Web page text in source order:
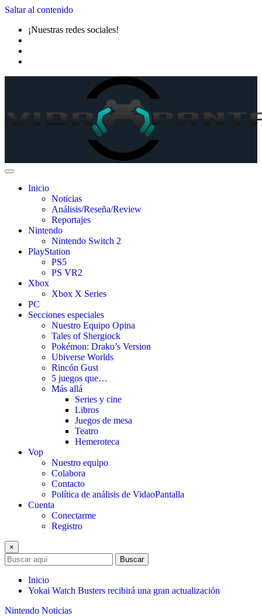
Saltar al contenido
¡Nuestras redes sociales!
Inicio
Noticias
Análisis/Reseña/Review
Reportajes
Nintendo
Nintendo Switch 2
PlayStation
PS5
PS VR2
Xbox
Xbox X Series
PC
Secciones especiales
Nuestro Equipo Opina
Tales of Shergiock
Pokémon: Drako’s Version
Ubiverse Worlds
Rincón Gust
5 juegos que…
Más allá
Series y cine
Libros
Juegos de mesa
Teatro
Hemeroteca
Vop
Nuestro equipo
Colabora
Contacto
Política de análisis de VidaoPantalla
Cuenta
Conectarme
Registro
×
Buscar
Inicio
Yokai Watch Busters recibirá una gran actualización
Nintendo Noticias